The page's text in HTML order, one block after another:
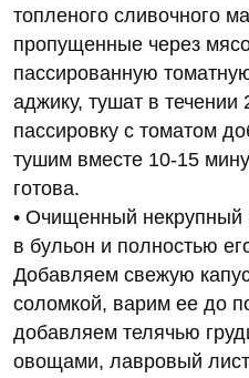
топленого сливочного
пропущенные через
пассированную
аджику, тушат в
пассировку с томатом
тушим вместе 10-15
готова.
• Очищенный некрупный
в бульон и полностью
Добавляем свежую
соломкой, варим ее до
добавляем телячью
овощами, лавровый